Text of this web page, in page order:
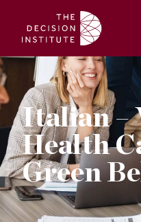
Italian –
Health
Green